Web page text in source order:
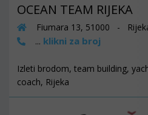
OCEAN TEAM RIJEKA
Fiumara 13, 51000 -
... klikni za broj
Izleti brodom, team building,
coach, Rijeka